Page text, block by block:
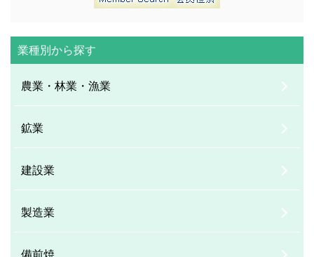
業種別から探す
農業・林業・漁業
鉱業
建設業
製造業